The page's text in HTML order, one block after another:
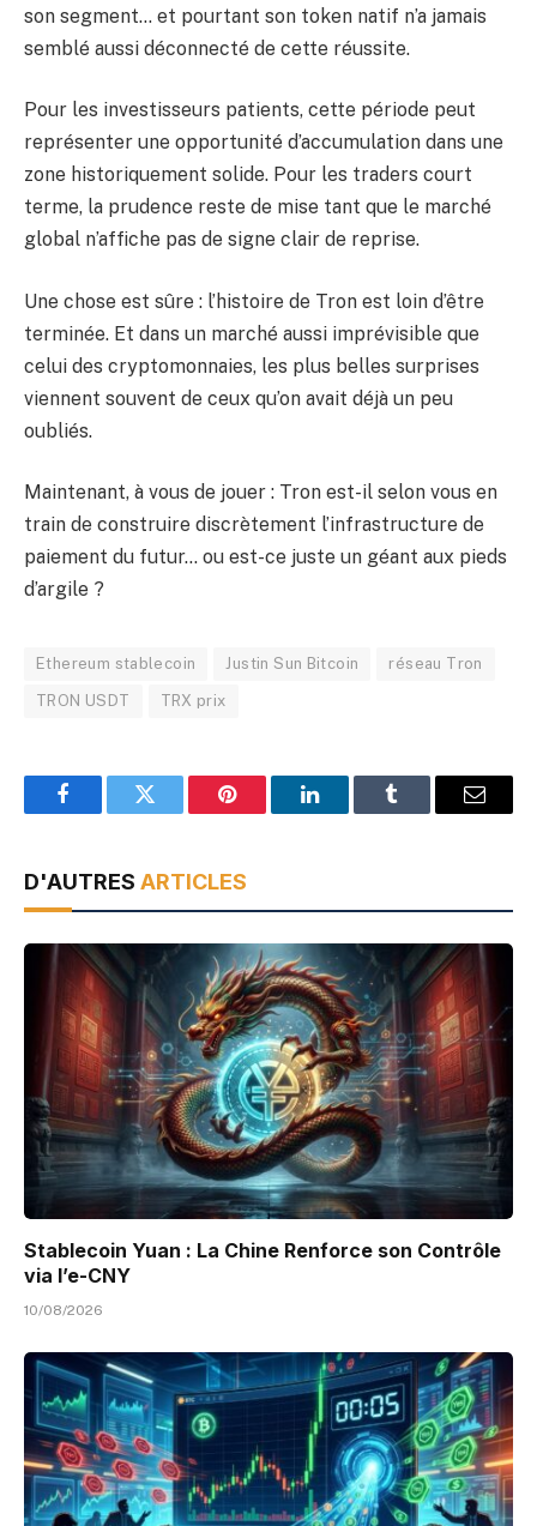
son segment… et pourtant son token natif n’a jamais
semblé aussi déconnecté de cette réussite.
Pour les investisseurs patients, cette période peut
représenter une opportunité d’accumulation dans une
zone historiquement solide. Pour les traders court
terme, la prudence reste de mise tant que le marché
global n’affiche pas de signe clair de reprise.
Une chose est sûre : l’histoire de Tron est loin d’être
terminée. Et dans un marché aussi imprévisible que
celui des cryptomonnaies, les plus belles surprises
viennent souvent de ceux qu’on avait déjà un peu
oubliés.
Maintenant, à vous de jouer : Tron est-il selon vous en
train de construire discrètement l’infrastructure de
paiement du futur… ou est-ce juste un géant aux pieds
d’argile ?
Ethereum stablecoin Justin Sun Bitcoin réseau Tron
TRON USDT TRX prix
FacebookTwitter Pinterest LinkedInTumblr Email
D'AUTRES ARTICLES
Stablecoin Yuan : La Chine Renforce son Contrôle
via l’e-CNY
10/08/2026